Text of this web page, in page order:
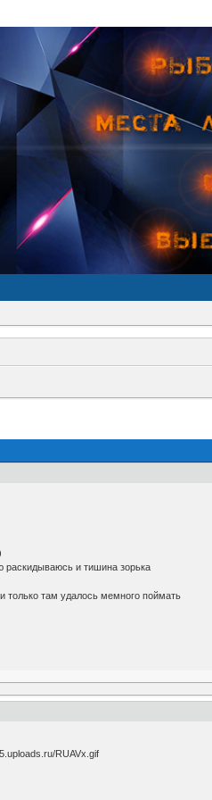
раскидываюсь и тишина зорька
только там удалось мемного поймать